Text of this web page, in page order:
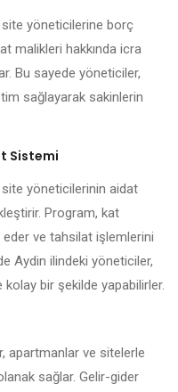
yöneticilerine borç
malikleri hakkında icra
Bu sayede yöneticiler,
sağlayarak sakinlerin
Sistemi
yöneticilerinin aidat
Program, kat
ve tahsilat işlemlerini
Aydin ilindeki yöneticiler,
kolay bir şekilde yapabilirler.
apartmanlar ve sitelerle
sağlar. Gelir-gider